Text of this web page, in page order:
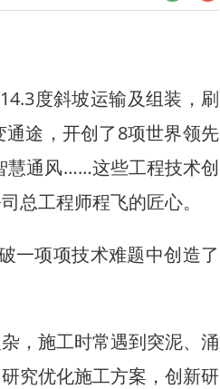
度斜坡运输及组装，刷
途，开创了8项世界领先
慧通风……这些工程技术创
总工程师程飞的匠心。
项项技术难题中创造了
，施工时常遇到突泥、涌
究优化施工方案，创新研